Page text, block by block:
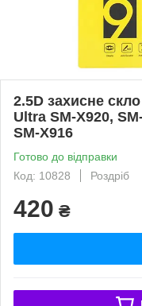
2.5D захисне
Ultra SM-X920,
SM-X916
Готово до відправки
Код: 10828
Роздріб
420 ₴